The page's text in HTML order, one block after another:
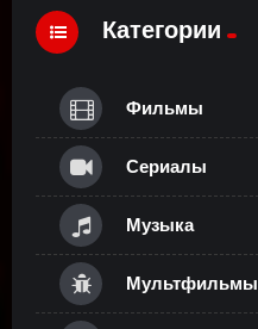
Категории
Фильмы
Сериалы
Музыка
Мультфильмы